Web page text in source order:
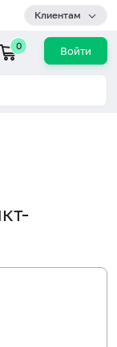
Клиентам
0 Войти